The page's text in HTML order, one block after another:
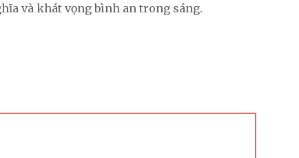
và khát vọng bình an trong sáng.